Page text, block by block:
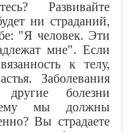
Развивайте
ни страданий,
"Я человек. Эти
мне". Если
к телу,
Заболевания
болезни
мы должны
Вы страдаете